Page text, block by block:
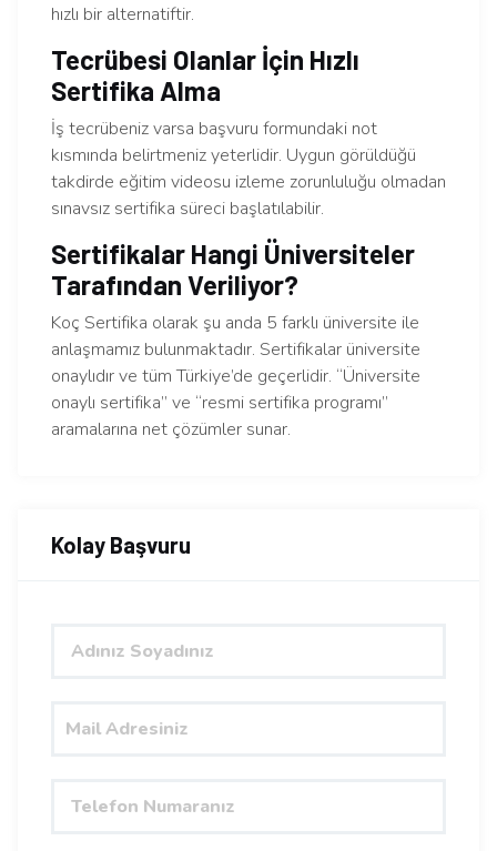
hızlı bir alternatiftir.
Tecrübesi Olanlar İçin Hızlı
Sertifika Alma
İş tecrübeniz varsa başvuru formundaki not
kısmında belirtmeniz yeterlidir. Uygun görüldüğü
takdirde eğitim videosu izleme zorunluluğu olmadan
sınavsız sertifika süreci başlatılabilir.
Sertifikalar Hangi Üniversiteler
Tarafından Veriliyor?
Koç Sertifika olarak şu anda 5 farklı üniversite ile
anlaşmamız bulunmaktadır. Sertifikalar üniversite
onaylıdır ve tüm Türkiye’de geçerlidir. “Üniversite
onaylı sertifika” ve “resmi sertifika programı”
aramalarına net çözümler sunar.
Kolay Başvuru